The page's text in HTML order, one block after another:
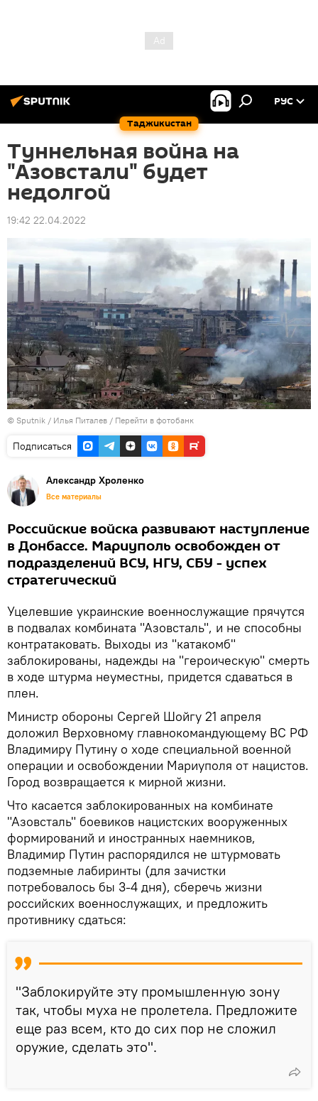
Таджикистан
РУС
Туннельная война на
"Азовстали" будет
недолгой
19:42 22.04.2022
© Sputnik / Илья Питалев / Перейти в фотобанк
Подписаться
Александр Хроленко
Все материалы
Российские войска развивают наступление
в Донбассе. Мариуполь освобожден от
подразделений ВСУ, НГУ, СБУ - успех
стратегический
Уцелевшие украинские военнослужащие прячутся
в подвалах комбината "Азовсталь", и не способны
контратаковать. Выходы из "катакомб"
заблокированы, надежды на "героическую" смерть
в ходе штурма неуместны, придется сдаваться в
плен.
Министр обороны Сергей Шойгу 21 апреля
доложил Верховному главнокомандующему ВС РФ
Владимиру Путину о ходе специальной военной
операции и освобождении Мариуполя от нацистов.
Город возвращается к мирной жизни.
Что касается заблокированных на комбинате
"Азовсталь" боевиков нацистских вооруженных
формирований и иностранных наемников,
Владимир Путин распорядился не штурмовать
подземные лабиринты (для зачистки
потребовалось бы 3-4 дня), сберечь жизни
российских военнослужащих, и предложить
противнику сдаться:
"Заблокируйте эту промышленную зону
так, чтобы муха не пролетела. Предложите
еще раз всем, кто до сих пор не сложил
оружие, сделать это".